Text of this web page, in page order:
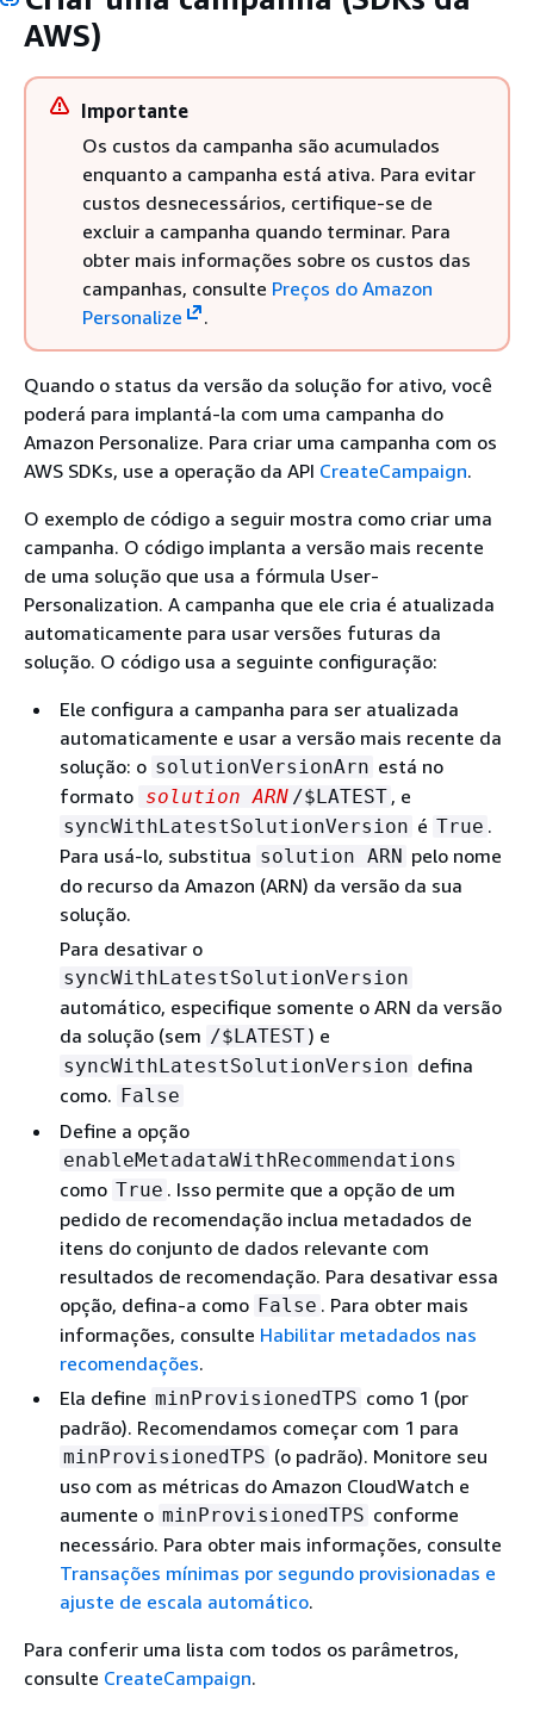
AWS)
Importante
Os custos da campanha são acumulados
enquanto a campanha está ativa. Para evitar
custos desnecessários, certifique-se de
excluir a campanha quando terminar. Para
obter mais informações sobre os custos das
campanhas, consulte Preços do Amazon
Personalize
.
Quando o status da versão da solução for ativo, você
poderá para implantá-la com uma campanha do
Amazon Personalize. Para criar uma campanha com os
AWS SDKs, use a operação da API CreateCampaign.
O exemplo de código a seguir mostra como criar uma
campanha. O código implanta a versão mais recente
de uma solução que usa a fórmula User-
Personalization. A campanha que ele cria é atualizada
automaticamente para usar versões futuras da
solução. O código usa a seguinte configuração:
Ele configura a campanha para ser atualizada
automaticamente e usar a versão mais recente da
solução: o solutionVersionArn está no
formato solution ARN /$LATEST , e
syncWithLatestSolutionVersion é True .
Para usá-lo, substitua solution ARN pelo nome
do recurso da Amazon (ARN) da versão da sua
solução.
Para desativar o
syncWithLatestSolutionVersion
automático, especifique somente o ARN da versão
da solução (sem /$LATEST) e
syncWithLatestSolutionVersion defina
como. False
Define a opção
enableMetadataWithRecommendations
como True . Isso permite que a opção de um
pedido de recomendação inclua metadados de
itens do conjunto de dados relevante com
resultados de recomendação. Para desativar essa
opção, defina-a como False . Para obter mais
informações, consulte Habilitar metadados nas
recomendações.
Ela define minProvisionedTPS como 1 (por
padrão). Recomendamos começar com 1 para
minProvisionedTPS (o padrão). Monitore seu
uso com as métricas do Amazon CloudWatch e
aumente o minProvisionedTPS conforme
necessário. Para obter mais informações, consulte
Transações mínimas por segundo provisionadas e
ajuste de escala automático.
Para conferir uma lista com todos os parâmetros,
consulte CreateCampaign.